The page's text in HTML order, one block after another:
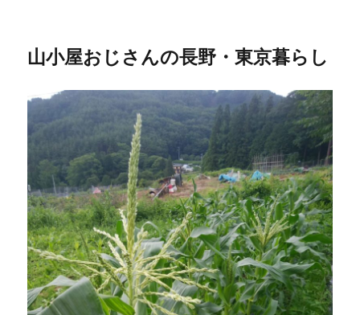
山小屋おじさんの長野・東京暮らし